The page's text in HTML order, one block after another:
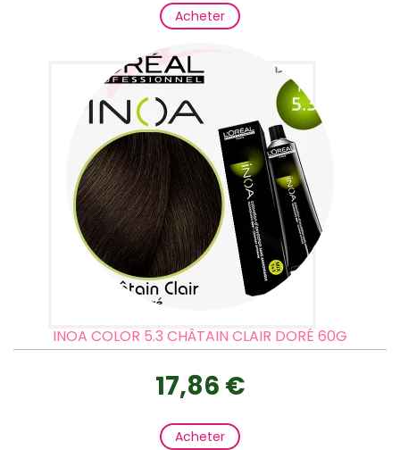
Acheter
INOA COLOR 5.3 CHÂTAIN CLAIR DORÉ 60G
17,86 €
Acheter